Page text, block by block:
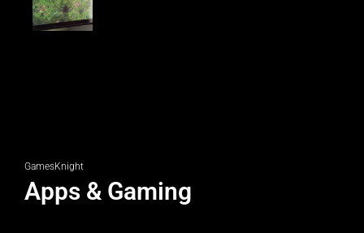
GamesKnight
Apps & Gaming